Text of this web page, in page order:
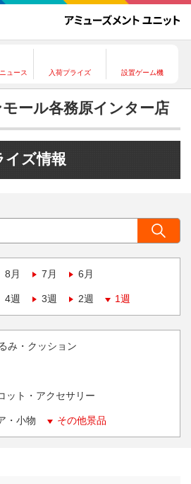
ュース 入荷プライズ 設置ゲーム機
ール各務原インター店
イズ情報
8月 7月 6月
4週 3週 2週 1週
み・クッション
ット・アクセサリー
・小物 その他景品